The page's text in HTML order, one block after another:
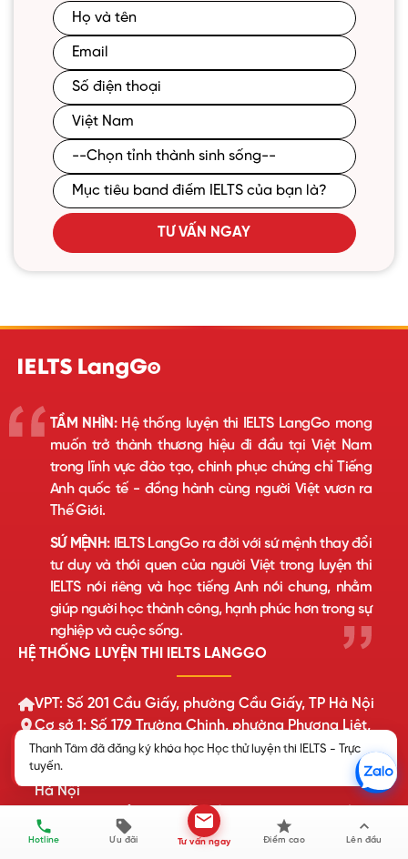
TƯ VẤN NGAY
Hotline Ưu đãi Tư vấn ngay Điểm cao Lên đầu
Thanh Tâm đã đăng ký khóa học Học thử luyện thi IELTS - Trực
tuyến.
TẦM NHÌN:Hệ thống luyện thi IELTS LangGo mong
muốn trở thành thương hiệu đi đầu tại Việt Nam
trong lĩnh vực đào tạo, chinh phục chứng chỉ Tiếng
Anh quốc tế - đồng hành cùng người Việt vươn ra
Thế Giới.
SỨ MỆNH:IELTS LangGo ra đời với sứ mệnh thay đổi
tư duy và thói quen của người Việt trong luyện thi
IELTS nói riêng và học tiếng Anh nói chung, nhằm
giúp người học thành công, hạnh phúc hơn trong sự
nghiệp và cuộc sống.
HỆ THỐNG LUYỆN THI IELTS LANGGO
VPT: Số 201 Cầu Giấy, phường Cầu Giấy, TP Hà Nội
Cơ sở 1: Số 179 Trường Chinh, phường Phương Liệt,
TP Hà Nội
Cơ sở 2: Số 8 Nguyễn Khuyến, phường Hà Đông, TP
Hà Nội
Cơ sở 3: 167 tổ dân phố Phố Săn, Xã Thạch Thất, TP
Hà Nội